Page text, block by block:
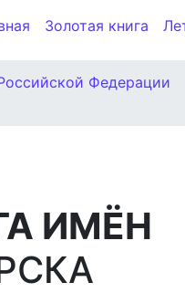
Золотая книга
Федерации
ИМЁН